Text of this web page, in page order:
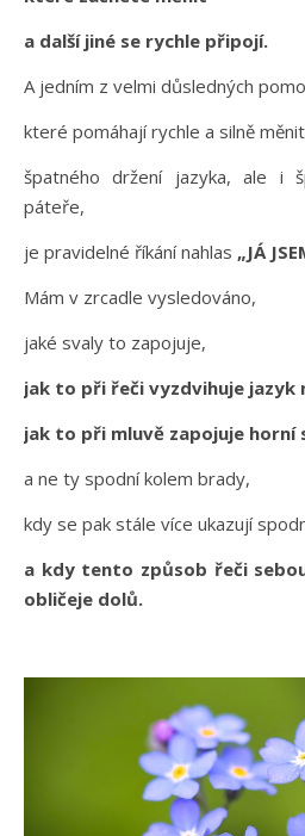
a další jiné se rychle připojí.
A jedním z velmi důsledných
které pomáhají rychle a silně
špatného držení jazyka, ale i
páteře,
je pravidelné říkání nahlas „JÁ
Mám v zrcadle vysledováno,
jaké svaly to zapojuje,
jak to při řeči vyzdvihuje jazyk
jak to při mluvě zapojuje horní
a ne ty spodní kolem brady,
kdy se pak stále více ukazují
a kdy tento způsob řeči
obličeje dolů.